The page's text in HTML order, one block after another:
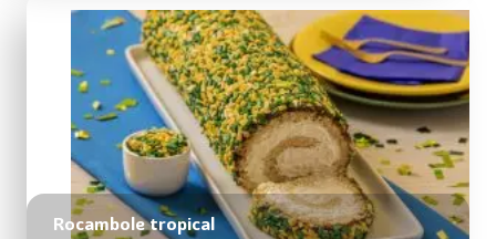
Rocambole tropical